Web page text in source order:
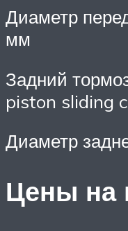
Диаметр
мм
Задний
piston sliding
Диаметр
Цены на